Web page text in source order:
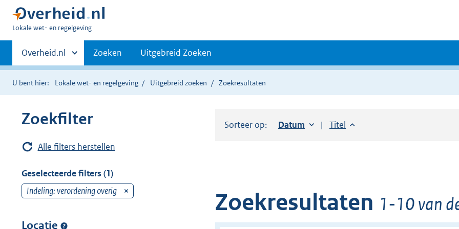
U
hier:
Lokale wet- en regelgeving
Primaire
navigatie
Andere
sites
binnen
Overheid.nl Zoeken Uitgebreid Zoeken
U bent hier: Lokale wet- en regelgeving Uitgebreid zoeken Zoekresultaten
Zoekfilter
Alle filters herstellen
Geselecteerde filters (1)
Indeling: verordening overig
Locatie
Sorteer op: Sorteer op:
Datum oplopendSorteer op:
Titel oplopend
Zoekresultaten 1-10 van